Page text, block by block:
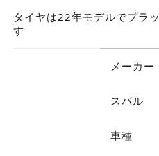
タイヤは22年モデルでプラ
す
メーカー
スバル
車種